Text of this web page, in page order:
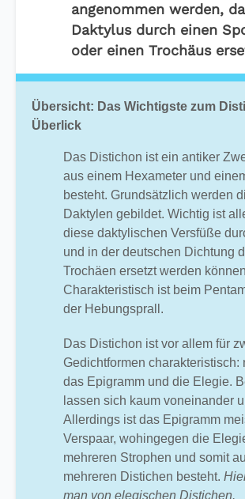
angenommen werden,
Daktylus durch einen
oder einen Trochäus
Übersicht: Das Wichtigste zum
Überlick
Das Distichon ist ein antiker
aus einem Hexameter und
besteht. Grundsätzlich werden
Daktylen gebildet. Wichtig ist
diese daktylischen Versfüße
und in der deutschen Dichtung
Trochäen ersetzt werden
Charakteristisch ist beim
der Hebungsprall.
Das Distichon ist vor allem für
Gedichtformen charakteristisch:
das Epigramm und die Elegie.
lassen sich kaum voneinander
Allerdings ist das Epigramm
Verspaar, wohingegen die
mehreren Strophen und somit
mehreren Distichen besteht.
man von elegischen Distichen.